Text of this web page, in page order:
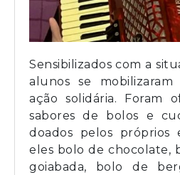
Sensibilizados com a
alunos se
ação solidária. Foram
sabores de bolos e
doados pelos próprios
eles bolo de chocolate,
goiabada, bolo de